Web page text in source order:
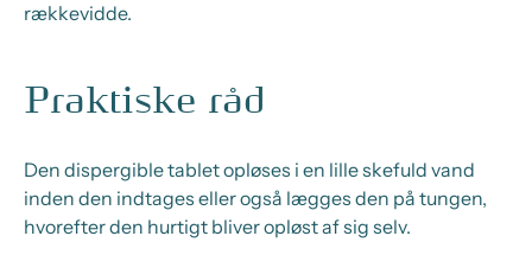
rækkevidde.
Praktiske råd
Den dispergible tablet opløses i en lille skefuld vand
inden den indtages eller også lægges den på tungen,
hvorefter den hurtigt bliver opløst af sig selv.